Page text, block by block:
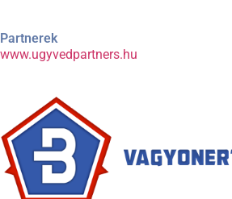
Partnerek
www.ugyvedpartners.hu